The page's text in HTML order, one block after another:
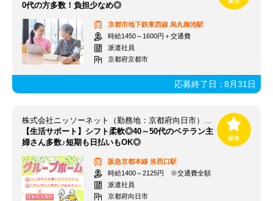
0代の方多数！負担少なめ◎
京都市地下鉄東西線 烏丸御池駅
時給1450～1600円＋交通費
派遣社員
京都府京都市
応募終了日：8月31日
株式会社ニッソーネット（勤務地：京都府向日市）/OS-1770
【生活サポート】シフト柔軟◎40～50代のベテラン主
婦さん多数♪短期も日払いもOK◎
阪急京都本線 洛西口駅
時給1400～2125円 ※交通費全額
派遣社員
京都府向日市